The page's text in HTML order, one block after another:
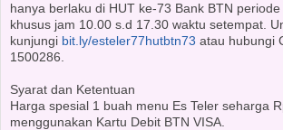
hanya berlaku di HUT ke-73 Bank BTN
khusus jam 10.00 s.d 17.30 waktu setempat.
kunjungi bit.ly/esteler77hutbtn73 atau hubungi
1500286.
Syarat dan Ketentuan
Harga spesial 1 buah menu Es Teler seharga
menggunakan Kartu Debit BTN VISA.